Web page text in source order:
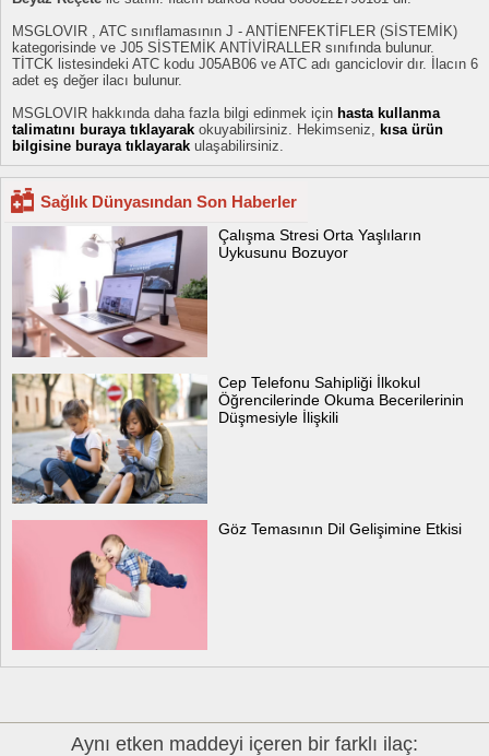
MSGLOVIR , ATC sınıflamasının J - ANTİENFEKTİFLER (SİSTEMİK)
kategorisinde ve J05 SİSTEMİK ANTİVİRALLER sınıfında bulunur.
TİTCK listesindeki ATC kodu J05AB06 ve ATC adı ganciclovir dır. İlacın 6
adet eş değer ilacı bulunur.
MSGLOVIR hakkında daha fazla bilgi edinmek için hasta kullanma
talimatını buraya tıklayarak okuyabilirsiniz. Hekimseniz, kısa ürün
bilgisine buraya tıklayarak ulaşabilirsiniz.
Sağlık Dünyasından Son Haberler
Çalışma Stresi Orta Yaşlıların
Uykusunu Bozuyor
Cep Telefonu Sahipliği İlkokul
Öğrencilerinde Okuma Becerilerinin
Düşmesiyle İlişkili
Göz Temasının Dil Gelişimine Etkisi
Aynı etken maddeyi içeren bir farklı ilaç: